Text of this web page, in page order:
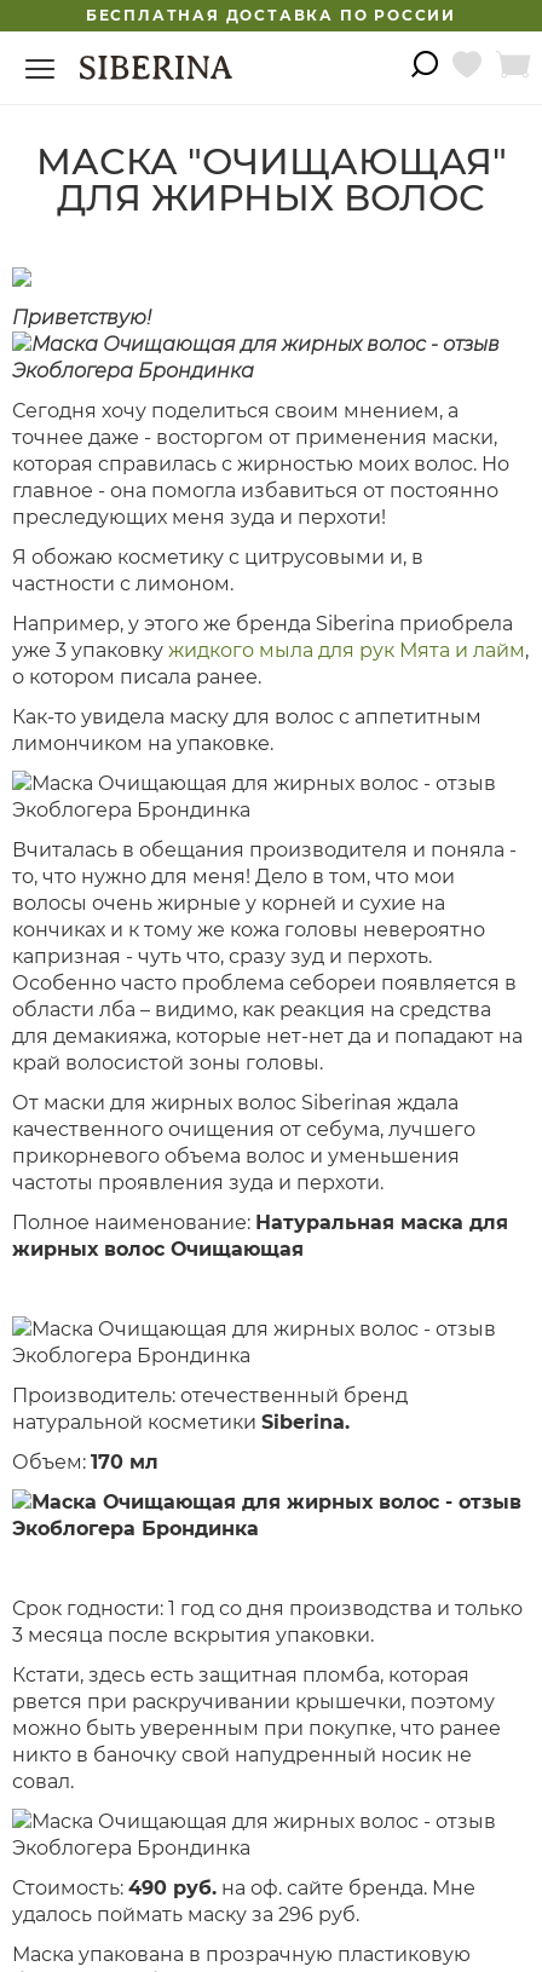
БЕСПЛАТНАЯ ДОСТАВКА ПО РОССИИ
МАСКА "ОЧИЩАЮЩАЯ"
ДЛЯ ЖИРНЫХ ВОЛОС
Приветствую!
Сегодня хочу поделиться своим мнением, а
точнее даже - восторгом от применения маски,
которая справилась с жирностью моих волос. Но
главное - она помогла избавиться от постоянно
преследующих меня зуда и перхоти!
Я обожаю косметику с цитрусовыми и, в
частности с лимоном.
Например, у этого же бренда Siberina приобрела
уже 3 упаковку жидкого мыла для рук Мята и лайм,
о котором писала ранее.
Как-то увидела маску для волос с аппетитным
лимончиком на упаковке.
Вчиталась в обещания производителя и поняла -
то, что нужно для меня! Дело в том, что мои
волосы очень жирные у корней и сухие на
кончиках и к тому же кожа головы невероятно
капризная - чуть что, сразу зуд и перхоть.
Особенно часто проблема себореи появляется в
области лба – видимо, как реакция на средства
для демакияжа, которые нет-нет да и попадают на
край волосистой зоны головы.
От маски для жирных волос Siberinaя ждала
качественного очищения от себума, лучшего
прикорневого объема волос и уменьшения
частоты проявления зуда и перхоти.
Полное наименование: Натуральная маска для
жирных волос Очищающая
Производитель: отечественный бренд
натуральной косметики Siberina.
Объем: 170 мл
Срок годности: 1 год со дня производства и только
3 месяца после вскрытия упаковки.
Кстати, здесь есть защитная пломба, которая
рвется при раскручивании крышечки, поэтому
можно быть уверенным при покупке, что ранее
никто в баночку свой напудренный носик не
совал.
Стоимость: 490 руб. на оф. сайте бренда. Мне
удалось поймать маску за 296 руб.
Маска упакована в прозрачную пластиковую